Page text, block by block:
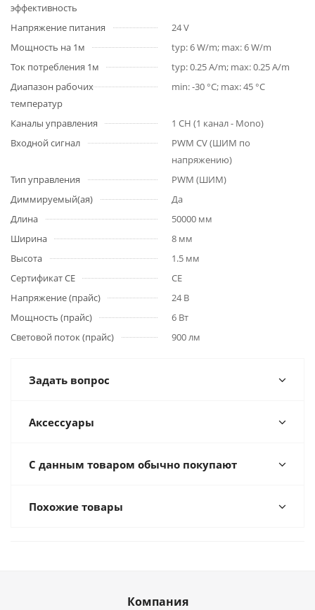
эффективность
Напряжение питания
24 V
Мощность на 1м
typ: 6 W/m; max: 6 W/m
Ток потребления 1м
typ: 0.25 A/m; max: 0.25 A/m
Диапазон рабочих
температур
min: -30 °C; max: 45 °C
Каналы управления
1 CH (1 канал - Mono)
Входной сигнал
PWM СV (ШИМ по
напряжению)
Тип управления
PWM (ШИМ)
Диммируемый(ая)
Да
Длина
50000 мм
Ширина
8 мм
Высота
1.5 мм
Сертификат CE
CE
Напряжение (прайс)
24 В
Мощность (прайс)
6 Вт
Световой поток (прайс)
900 лм
Задать вопрос
Аксессуары
С данным товаром обычно покупают
Похожие товары
Компания